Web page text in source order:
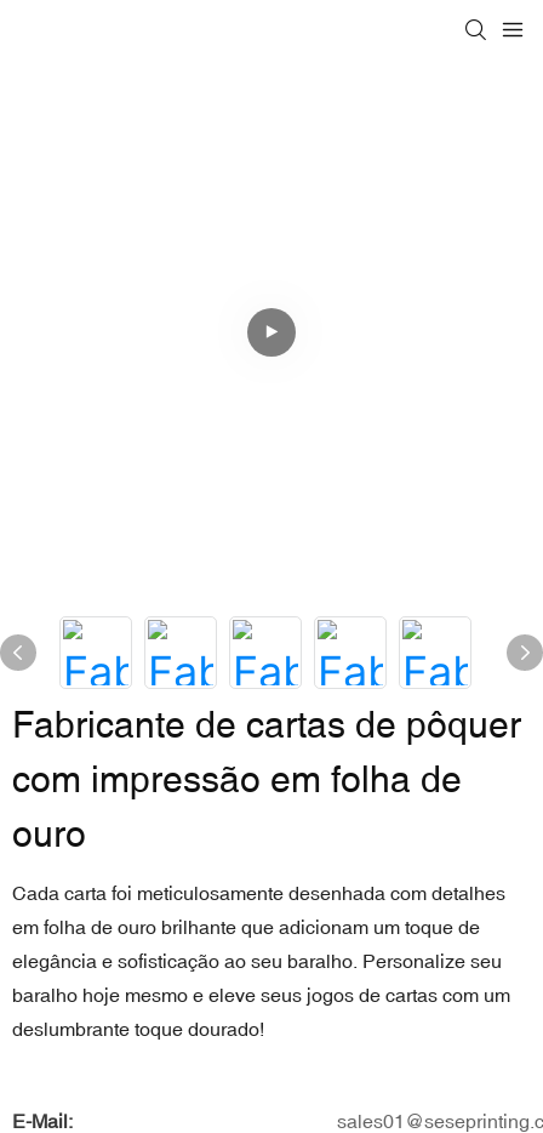
Fabricante de cartas de pôquer
com impressão em folha de
ouro
Cada carta foi meticulosamente desenhada com detalhes
em folha de ouro brilhante que adicionam um toque de
elegância e sofisticação ao seu baralho. Personalize seu
baralho hoje mesmo e eleve seus jogos de cartas com um
deslumbrante toque dourado!
E-Mail: